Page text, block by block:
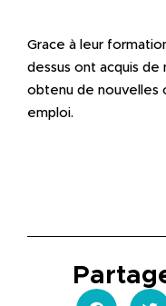
Grace à leur
dessus ont acquis
obtenu de nouvelles
emploi.